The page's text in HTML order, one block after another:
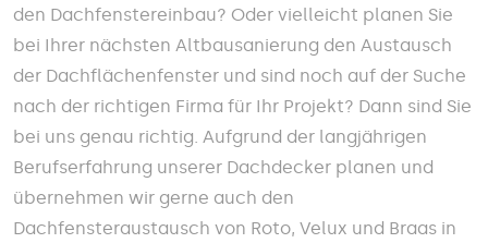
den Dachfenstereinbau? Oder vielleicht planen Sie
bei Ihrer nächsten Altbausanierung den Austausch
der Dachflächenfenster und sind noch auf der Suche
nach der richtigen Firma für Ihr Projekt? Dann sind Sie
bei uns genau richtig. Aufgrund der langjährigen
Berufserfahrung unserer Dachdecker planen und
übernehmen wir gerne auch den
Dachfensteraustausch von Roto, Velux und Braas in